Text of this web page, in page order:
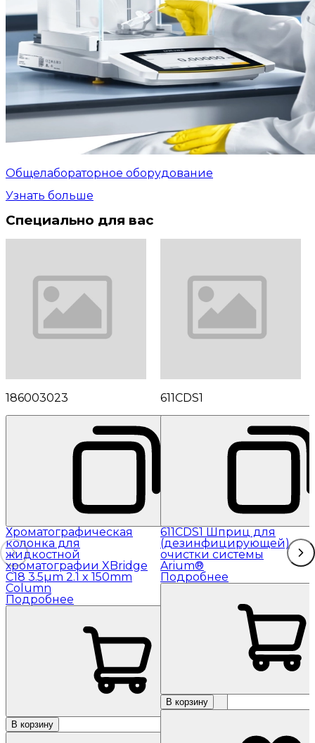
Общелабораторное оборудование
Узнать больше
Специально для вас
186003023
Хроматографическая
колонка для
жидкостной
хроматографии XBridge
C18 3.5µm 2.1 x 150mm
Column
Подробнее
В корзину
611CDS1
611CDS1 Шприц для
(дезинфицирующей)
очистки системы
Arium®
Подробнее
В корзину